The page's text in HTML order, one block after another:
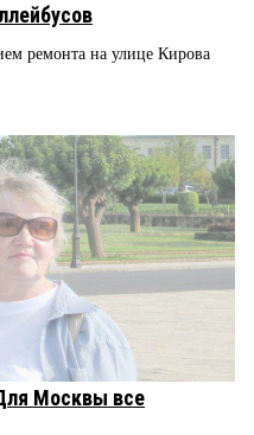
ремонта на улице Кирова
Москвы все